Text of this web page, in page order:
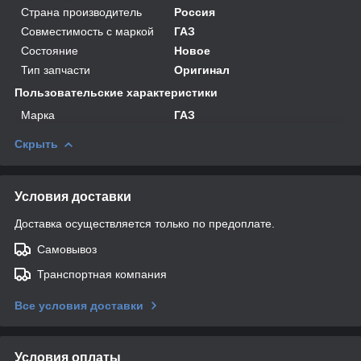
Страна производитель
Россия
Совместимость с маркой
ГАЗ
Состояние
Новое
Тип запчасти
Оригинал
Пользовательские характеристики
Марка
ГАЗ
Скрыть
Условия доставки
Доставка осуществляется только по предоплате.
Самовывоз
Транспортная компания
Все условия доставки
Условия оплаты